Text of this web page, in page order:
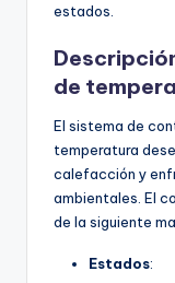
d
estados.
de
El sistema de
temperatura
calefacción y
ambientales. El
de la siguiente
Estados: